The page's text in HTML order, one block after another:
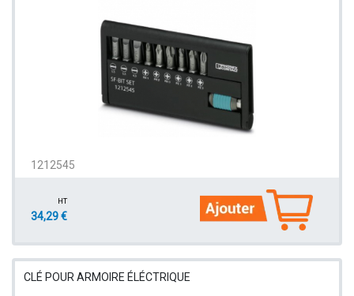
1212545
HT
34,29 €
CLÉ POUR ARMOIRE ÉLÉCTRIQUE